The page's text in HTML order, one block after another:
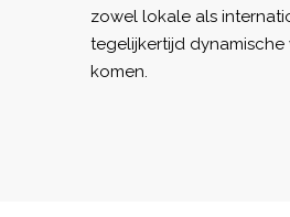
zowel lokale als
tegelijkertijd
komen.